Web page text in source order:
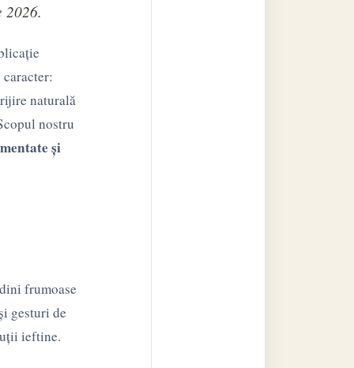
naturală
nostru
și
frumoase
gesturi de
ieftine.